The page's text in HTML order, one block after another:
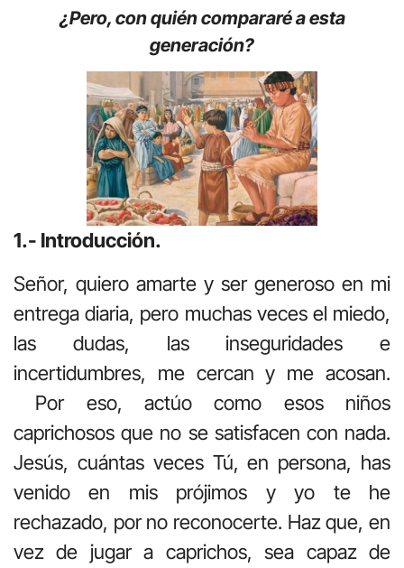
¿Pero, con quién compararé a esta
generación?
1.- Introducción.
Señor, quiero amarte y ser generoso en mi
entrega diaria, pero muchas veces el miedo,
las dudas, las inseguridades e
incertidumbres, me cercan y me acosan.
Por eso, actúo como esos niños
caprichosos que no se satisfacen con nada.
Jesús, cuántas veces Tú, en persona, has
venido en mis prójimos y yo te he
rechazado, por no reconocerte. Haz que, en
vez de jugar a caprichos, sea capaz de